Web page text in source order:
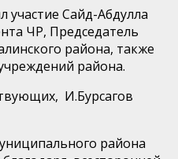
участие Сайд-Абдулла
ЧР, Председатель
района, также
района.
И.Бурсагов
района